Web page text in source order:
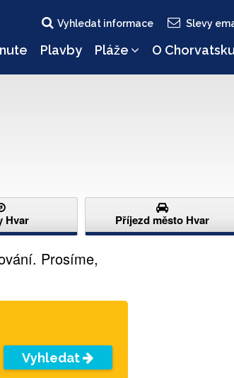
Vyhledat informace Slevy
Plavby Pláže O Chorvatsku
Hvar Příjezd město Hvar
Prosíme,
Vyhledat